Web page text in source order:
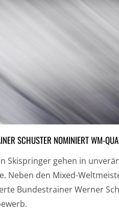
SCHUSTER NOMINIERT WM-
Skispringer gehen in
Neben den Mixed-
Bundestrainer Werner